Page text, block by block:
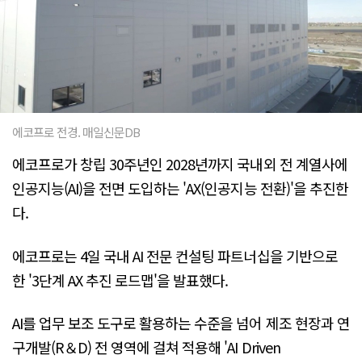
에코프로 전경. 매일신문DB
에코프로가 창립 30주년인 2028년까지 국내외 전 계열사에
인공지능(AI)을 전면 도입하는 'AX(인공지능 전환)'을 추진한
다.
에코프로는 4일 국내 AI 전문 컨설팅 파트너십을 기반으로
한 '3단계 AX 추진 로드맵'을 발표했다.
AI를 업무 보조 도구로 활용하는 수준을 넘어 제조 현장과 연
구개발(R＆D) 전 영역에 걸쳐 적용해 'AI Driven